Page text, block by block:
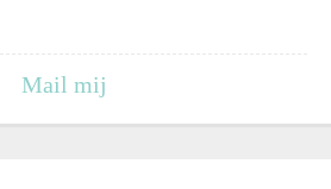
Mail mij